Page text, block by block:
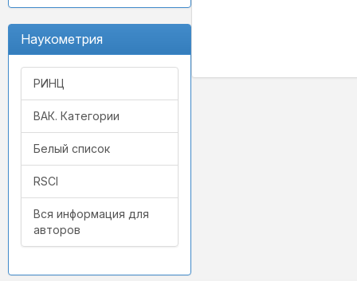
Наукометрия
РИНЦ
ВАК. Категории
Белый список
RSCI
Вся информация для
авторов